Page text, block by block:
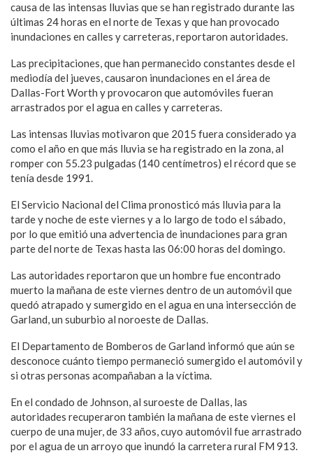
causa de las intensas lluvias que se han registrado durante las
últimas 24 horas en el norte de Texas y que han provocado
inundaciones en calles y carreteras, reportaron autoridades.
Las precipitaciones, que han permanecido constantes desde el
mediodía del jueves, causaron inundaciones en el área de
Dallas-Fort Worth y provocaron que automóviles fueran
arrastrados por el agua en calles y carreteras.
Las intensas lluvias motivaron que 2015 fuera considerado ya
como el año en que más lluvia se ha registrado en la zona, al
romper con 55.23 pulgadas (140 centímetros) el récord que se
tenía desde 1991.
El Servicio Nacional del Clima pronosticó más lluvia para la
tarde y noche de este viernes y a lo largo de todo el sábado,
por lo que emitió una advertencia de inundaciones para gran
parte del norte de Texas hasta las 06:00 horas del domingo.
Las autoridades reportaron que un hombre fue encontrado
muerto la mañana de este viernes dentro de un automóvil que
quedó atrapado y sumergido en el agua en una intersección de
Garland, un suburbio al noroeste de Dallas.
El Departamento de Bomberos de Garland informó que aún se
desconoce cuánto tiempo permaneció sumergido el automóvil y
si otras personas acompañaban a la víctima.
En el condado de Johnson, al suroeste de Dallas, las
autoridades recuperaron también la mañana de este viernes el
cuerpo de una mujer, de 33 años, cuyo automóvil fue arrastrado
por el agua de un arroyo que inundó la carretera rural FM 913.